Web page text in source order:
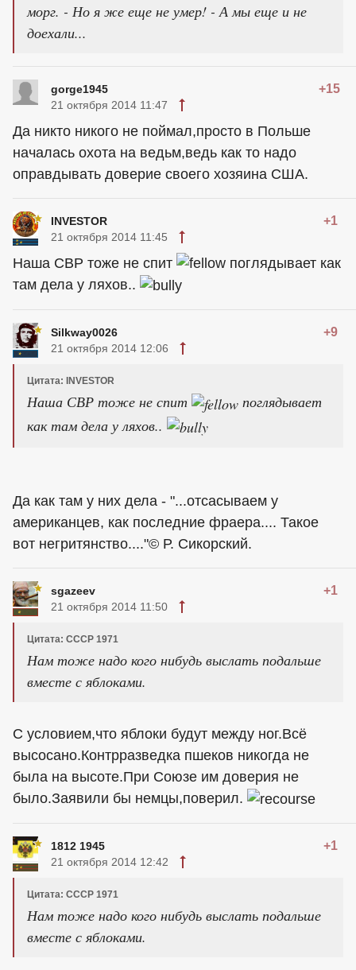
морг. - Но я же еще не умер! - А мы еще и не
доехали...
gorge1945 +15
21 октября 2014 11:47
Да никто никого не поймал,просто в Польше
началась охота на ведьм,ведь как то надо
оправдывать доверие своего хозяина США.
INVESTOR +1
21 октября 2014 11:45
Наша СВР тоже не спит
поглядывает как
там дела у ляхов..
Silkway0026 +9
21 октября 2014 12:06
Цитата: INVESTOR
Наша СВР тоже не спит
поглядывает
как там дела у ляхов..
Да как там у них дела - "...отсасываем у
американцев, как последние фраера.... Такое
вот негритянство...."© Р. Сикорский.
sgazeev +1
21 октября 2014 11:50
Цитата: СССР 1971
Нам тоже надо кого нибудь выслать подальше
вместе с яблоками.
С условием,что яблоки будут между ног.Всё
высосано.Контрразведка пшеков никогда не
была на высоте.При Союзе им доверия не
было.Заявили бы немцы,поверил.
1812 1945 +1
21 октября 2014 12:42
Цитата: СССР 1971
Нам тоже надо кого нибудь выслать подальше
вместе с яблоками.